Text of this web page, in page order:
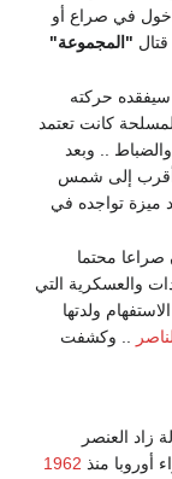
في صراع أو
"المجموعة"
حركته
كانت تعتمد
.. وبعد
أقرب إلى شمس
ميزة تواجده في
محتما
والعسكرية التي
ولدتها
.. وكشفت
العنصر
منذ 1962